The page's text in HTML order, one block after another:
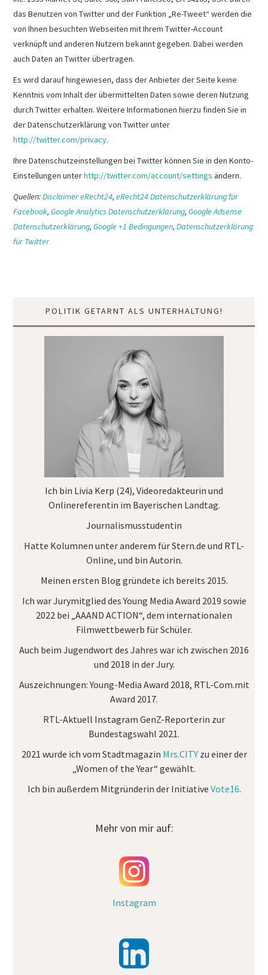
das Benutzen von Twitter und der Funktion „Re-Tweet“ werden die
von Ihnen besuchten Webseiten mit Ihrem Twitter-Account
verknüpft und anderen Nutzern bekannt gegeben. Dabei werden
auch Daten an Twitter übertragen.
Es wird darauf hingewiesen, dass der Anbieter der Seite keine
Kenntnis vom Inhalt der übermittelten Daten sowie deren Nutzung
durch Twitter erhalten. Weitere Informationen hierzu finden Sie in
der Datenschutzerklärung von Twitter unter
http://twitter.com/privacy.
Ihre Datenschutzeinstellungen bei Twitter können Sie in den Konto-
Einstellungen unterhttp://twitter.com/account/settings ändern.
Quellen:Disclaimer eRecht24,eRecht24 Datenschutzerklärung für
Facebook,Google Analytics Datenschutzerklärung,Google Adsense
Datenschutzerklärung,Google +1 Bedingungen,Datenschutzerklärung
für Twitter
POLITIK GETARNT ALS UNTERHALTUNG!
Ich bin Livia Kerp (24), Videoredakteurin und
Onlinereferentin im Bayerischen Landtag.
Journalismusstudentin
Hatte Kolumnen unter anderem fürStern.de und RTL-
Online, und bin Autorin.
Meinen ersten Blog gründete ich bereits 2015.
Ich war Jurymitglied desYoung Media Award 2019 sowie
2022 bei „AAAND ACTION“, dem internationalen
Filmwettbewerb für Schüler.
Auch beim Jugendwort des Jahres war ich zwischen 2016
und 2018 in der Jury.
Auszeichnungen:Young-Media Award 2018, RTL-Com.mit
Award 2017.
RTL-Aktuell Instagram GenZ-Reporterin zur
Bundestagswahl 2021.
2021 wurde ich vom Stadtmagazin Mrs.CITYzu einer der
„Women of the Year“ gewählt.
Ich bin außerdem Mitgründerin der Initiative Vote16.
Mehr von mir auf:
Instagram